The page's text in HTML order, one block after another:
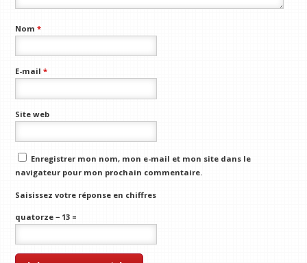
Nom*
E-mail*
Site web
Enregistrer mon nom, mon e-mail et mon site dans le
navigateur pour mon prochain commentaire.
Saisissez votre réponse en chiffres
quatorze − 13 =